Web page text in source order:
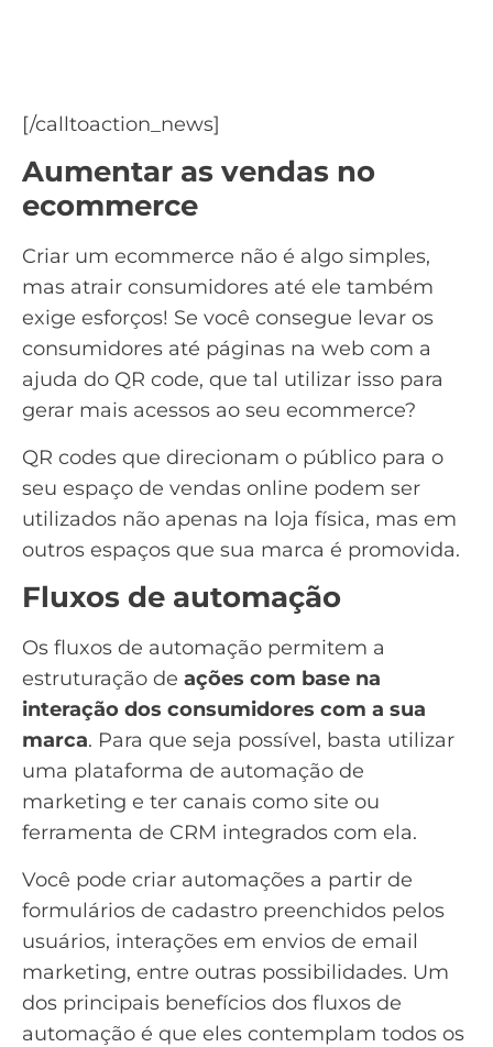
[/calltoaction_news]
Aumentar as vendas no
ecommerce
Criar um ecommerce não é algo simples,
mas atrair consumidores até ele também
exige esforços! Se você consegue levar os
consumidores até páginas na web com a
ajuda do QR code, que tal utilizar isso para
gerar mais acessos ao seu ecommerce?
QR codes que direcionam o público para o
seu espaço de vendas online podem ser
utilizados não apenas na loja física, mas em
outros espaços que sua marca é promovida.
Fluxos de automação
Os fluxos de automação permitem a
estruturação de ações com base na
interação dos consumidores com a sua
marca. Para que seja possível, basta utilizar
uma plataforma de automação de
marketing e ter canais como site ou
ferramenta de CRM integrados com ela.
Você pode criar automações a partir de
formulários de cadastro preenchidos pelos
usuários, interações em envios de email
marketing, entre outras possibilidades. Um
dos principais benefícios dos fluxos de
automação é que eles contemplam todos os